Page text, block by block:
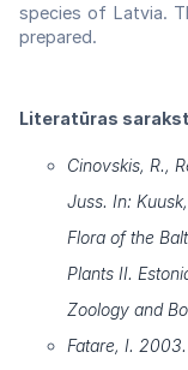
species of Latvia.
prepared.
Literatūras
Cinovskis, R.,
Juss. In:
Flora of the
Plants II.
Zoology and
Fatare, I.